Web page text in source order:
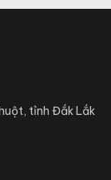
tỉnh Đắk Lắk